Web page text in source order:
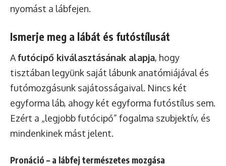
nyomást a lábfejen.
Ismerje meg a lábát és futóstílusát
Afutócipő kiválasztásának alapja, hogy
tisztában legyünk saját lábunk anatómiájával és
futómozgásunk sajátosságaival. Nincs két
egyforma láb, ahogy két egyforma futóstílus sem.
Ezért a „legjobb futócipő” fogalma szubjektív, és
mindenkinek mást jelent.
Pronáció – a lábfej természetes mozgása